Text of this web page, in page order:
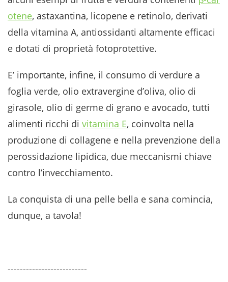
otene, astaxantina, licopene e retinolo, derivati
della vitamina A, antiossidanti altamente efficaci
e dotati di proprietà fotoprotettive.
E’ importante, infine, il consumo di verdure a
foglia verde, olio extravergine d’oliva, olio di
girasole, olio di germe di grano e avocado, tutti
alimenti ricchi di vitamina E, coinvolta nella
produzione di collagene e nella prevenzione della
perossidazione lipidica, due meccanismi chiave
contro l’invecchiamento.
La conquista di una pelle bella e sana comincia,
dunque, a tavola!
--------------------------